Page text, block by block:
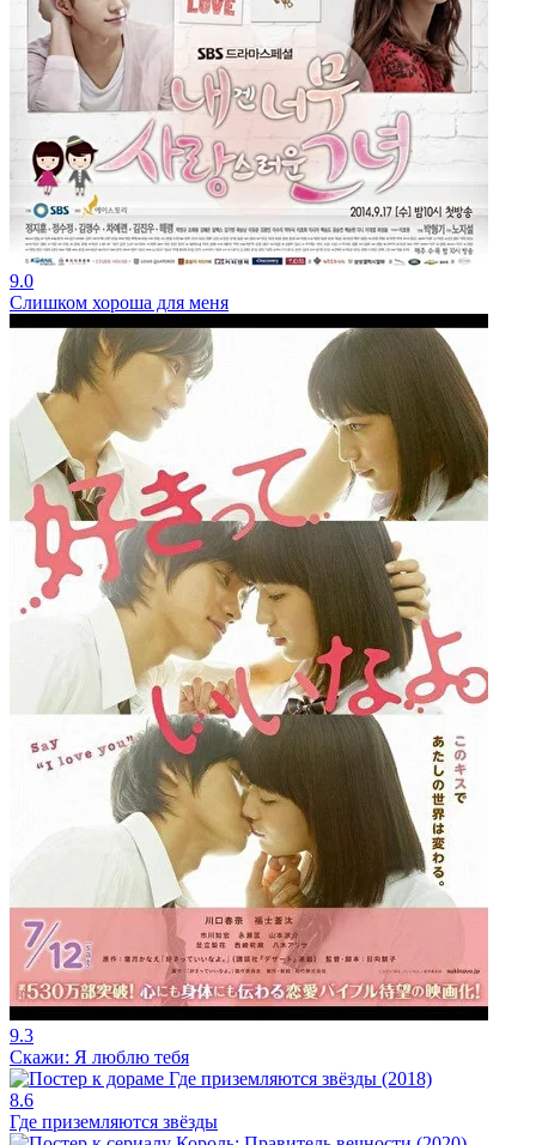
9.0
Слишком хороша для меня
9.3
Скажи: Я люблю тебя
8.6
Где приземляются звёзды